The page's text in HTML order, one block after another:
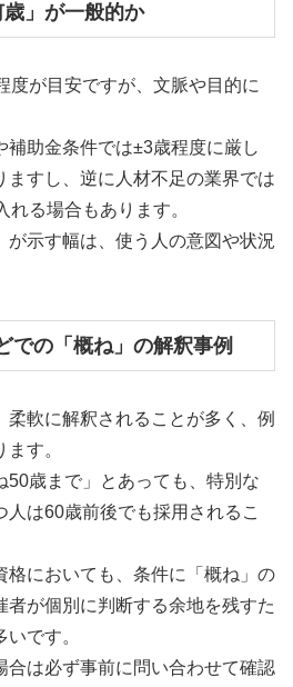
」が一般的か
度が目安ですが、文脈や目的に
補助金条件では±3歳程度に厳し
ますし、逆に人材不足の業界では
る場合もあります。
が示す幅は、使う人の意図や状況
での「概ね」の解釈事例
軟に解釈されることが多く、例
す。
50歳まで」とあっても、特別な
人は60歳前後でも採用されるこ
格においても、条件に「概ね」の
者が個別に判断する余地を残すた
です。
合は必ず事前に問い合わせて確認